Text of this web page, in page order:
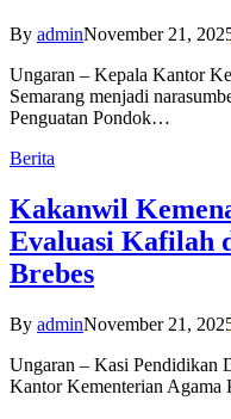
By adminNovember 21,
Ungaran – Kepala Kantor
Semarang menjadi
Penguatan Pondok…
Berita
Kakanwil
Evaluasi Kafilah
Brebes
By adminNovember 21,
Ungaran – Kasi Pendidikan
Kantor Kementerian